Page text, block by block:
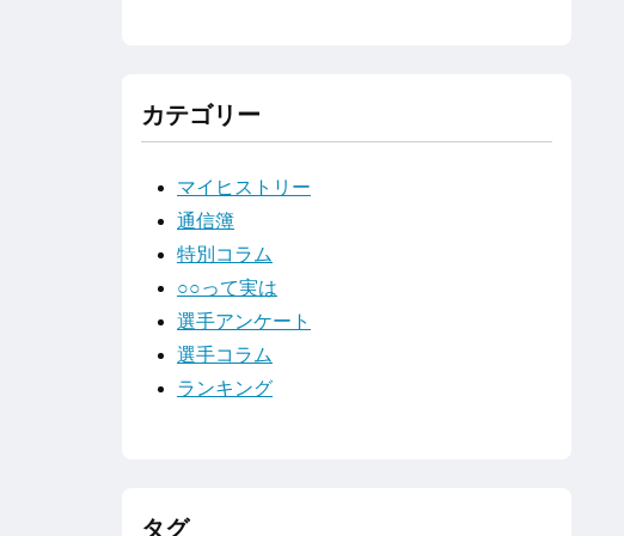
カテゴリー
マイヒストリー
通信簿
特別コラム
○○って実は
選手アンケート
選手コラム
ランキング
タグ